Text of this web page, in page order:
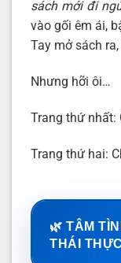
sách mới đi
vào gối êm ái,
Tay mở sách
Nhưng hỡi ôi…
Trang thứ nhất:
Trang thứ hai:
🌿 TÂM
THÁI THỰC